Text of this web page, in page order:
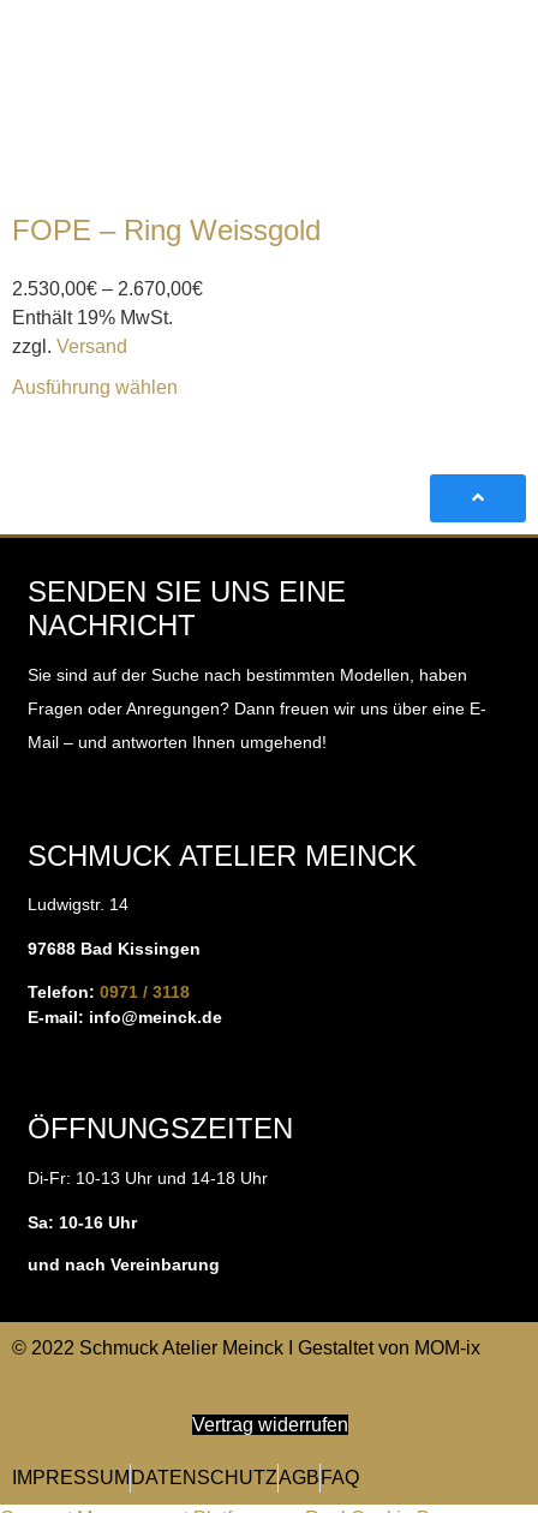
FOPE – Ring Weissgold
2.530,00€ – 2.670,00€
Enthält 19% MwSt.
zzgl. Versand
Ausführung wählen
SENDEN SIE UNS EINE
NACHRICHT
Sie sind auf der Suche nach bestimmten Modellen, haben
Fragen oder Anregungen? Dann freuen wir uns über eine E-
Mail – und antworten Ihnen umgehend!
SCHMUCK ATELIER MEINCK
Ludwigstr. 14
97688 Bad Kissingen
Telefon: 0971 / 3118
E-mail: info@meinck.de
ÖFFNUNGSZEITEN
Di-Fr: 10-13 Uhr und 14-18 Uhr
Sa: 10-16 Uhr
und nach Vereinbarung
© 2022 Schmuck Atelier Meinck I Gestaltet von MOM-ix
Vertrag widerrufen
IMPRESSUM DATENSCHUTZAGB FAQ